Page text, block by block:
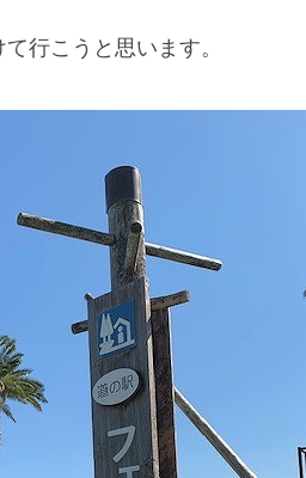
行こうと思います。